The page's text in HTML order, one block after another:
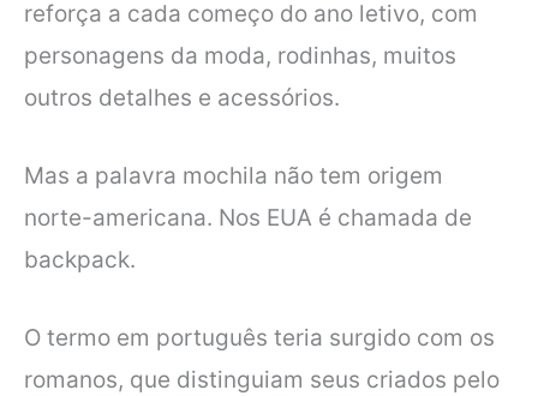
reforça a cada começo do ano letivo, com
personagens da moda, rodinhas, muitos
outros detalhes e acessórios.
Mas a palavra mochila não tem origem
norte-americana. Nos EUA é chamada de
backpack.
O termo em português teria surgido com os
romanos, que distinguiam seus criados pelo